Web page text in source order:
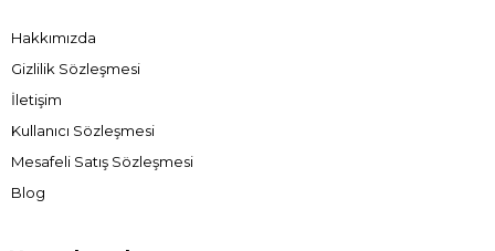
Hakkımızda
Gizlilik Sözleşmesi
İletişim
Kullanıcı Sözleşmesi
Mesafeli Satış Sözleşmesi
Blog